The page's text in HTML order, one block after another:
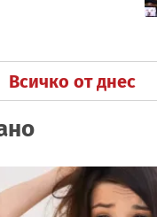
Всичко от днес